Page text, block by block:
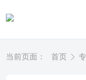
当前页面： 首页